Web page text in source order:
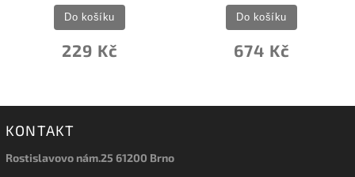
229 Kč
Do košíku
674 Kč
Do košíku
KONTAKT
Rostislavovo nám.25 61200 Brno